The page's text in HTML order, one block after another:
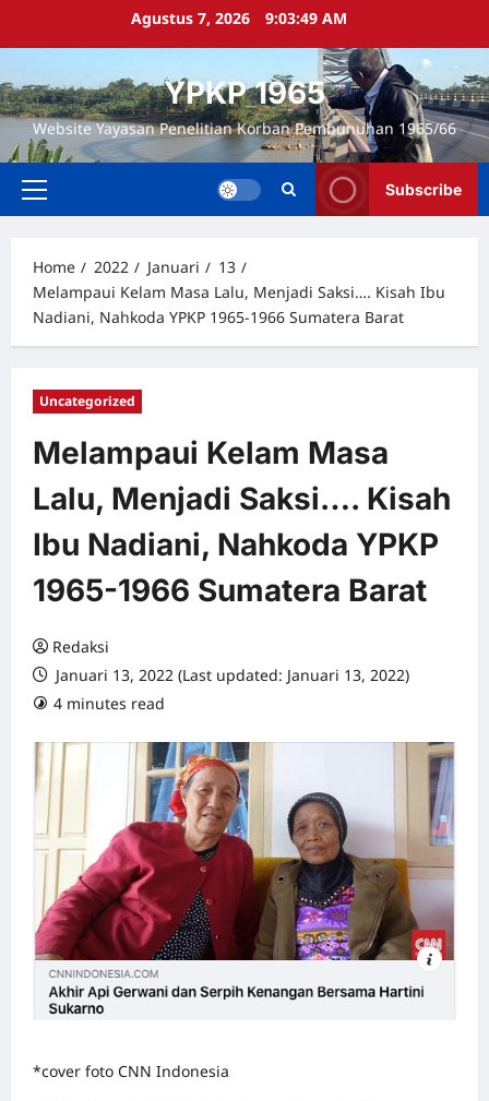
Agustus 7, 2026 9:03:49 AM
YPKP 1965
Website Yayasan Penelitian Korban Pembunuhan 1965/66
Primary
Subscribe
Home 2022 Januari
13
Melampaui Kelam Masa Lalu, Menjadi Saksi…. Kisah Ibu
Nadiani, Nahkoda YPKP 1965-1966 Sumatera Barat
Uncategorized
Melampaui Kelam Masa
Lalu, Menjadi Saksi…. Kisah
Ibu Nadiani, Nahkoda YPKP
1965-1966 Sumatera Barat
Redaksi
Januari 13, 2022 (Last updated: Januari 13, 2022)
4 minutes read
*cover foto CNN Indonesia